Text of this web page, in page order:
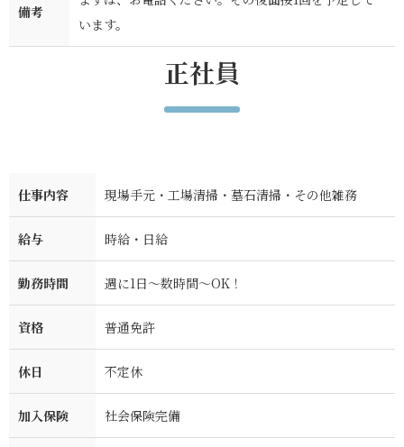
備考
います。
正社員
仕事内容 現場手元・工場清掃・墓石清掃・その他雑務
給与 時給・日給
勤務時間 週に1日～数時間～OK！
資格 普通免許
休日 不定休
加入保険 社会保険完備